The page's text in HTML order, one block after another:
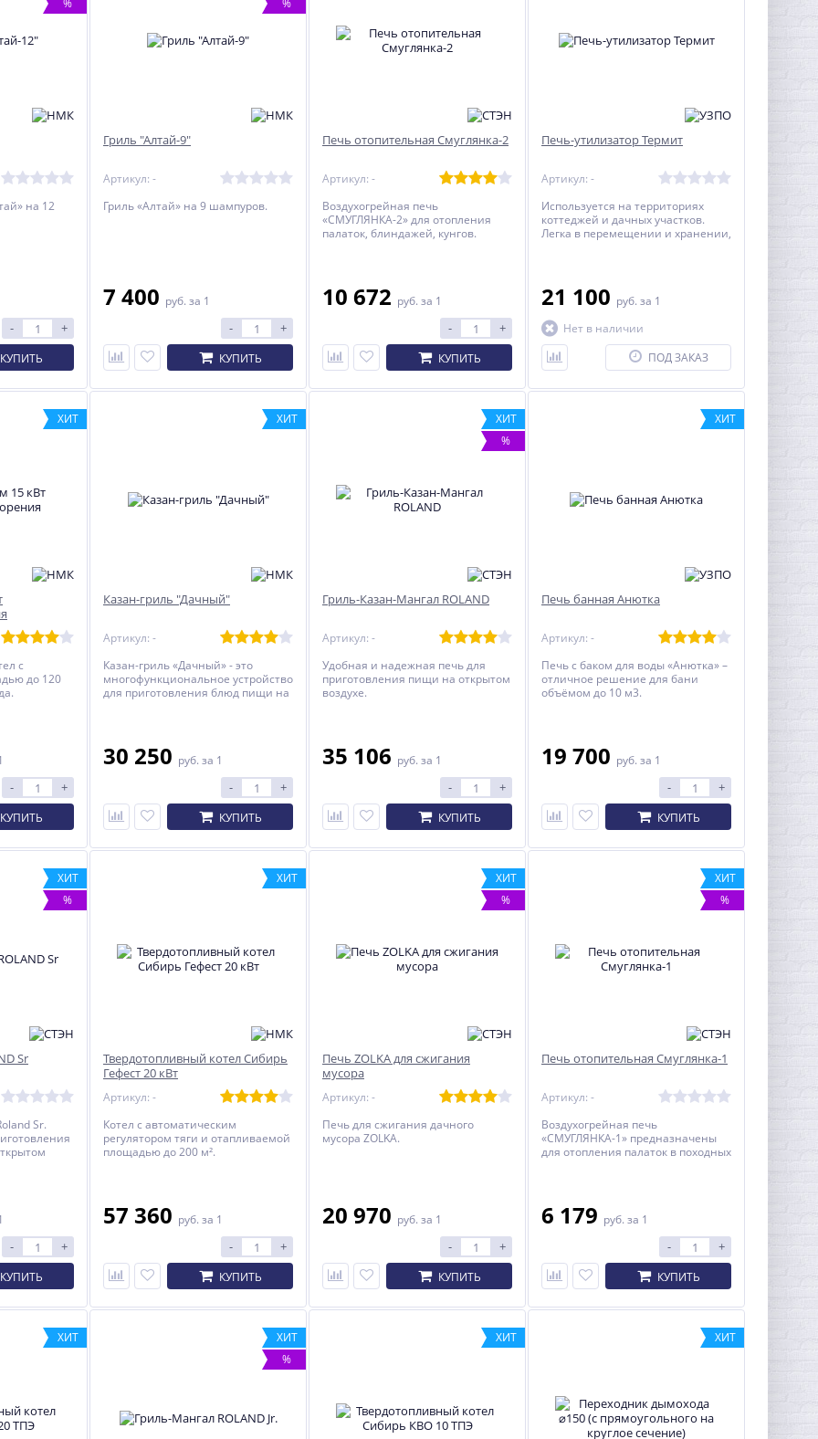
ХИТ
Мангал "Алтай-12" Гриль-барбекю "Дачный"
руб.
%
на 12
- +
КУПИТЬ
%
Гриль "Алтай-9"
Артикул: -
Гриль «Алтай» на 9 шампуров.
7 400 руб. за 1
- +
КУПИТЬ
Печь отопительная Смуглянка-2
Артикул: -
Воздухогрейная печь
«СМУГЛЯНКА-2» для отопления
палаток, блиндажей, кунгов.
10 672 руб. за 1
- +
КУПИТЬ
Печь-утилизатор Термит
Артикул: -
Используется на территориях
коттеджей и дачных участков.
Легка в перемещении и хранении,
21 100 руб. за 1
Нет в наличии
ПОД ЗАКАЗ
ХИТ
с
до 120
- +
КУПИТЬ
ХИТ
Казан-гриль "Дачный"
Артикул: -
Казан-гриль «Дачный» - это
многофункциональное устройство
для приготовления блюд пищи на
можно приготовить в режиме
барбекю (крышка закрыта) или
гриль (при открытой крышке).
30 250 руб. за 1
- +
КУПИТЬ
ХИТ
%
Гриль-Казан-Мангал ROLAND
Артикул: -
Удобная и надежная печь для
приготовления пищи на открытом
воздухе.
35 106 руб. за 1
- +
КУПИТЬ
ХИТ
Печь банная Анютка
Артикул: -
Печь с баком для воды «Анютка» –
отличное решение для бани
объёмом до 10 м3.
19 700 руб. за 1
- +
КУПИТЬ
ХИТ
%
Sr
Sr.
- +
КУПИТЬ
ХИТ
Твердотопливный котел Сибирь
Гефест 20 кВт
Артикул: -
Котел с автоматическим
регулятором тяги и отапливаемой
площадью до 200 м².
57 360 руб. за 1
- +
КУПИТЬ
ХИТ
%
Печь ZOLKA для сжигания
мусора
Артикул: -
Печь для сжигания дачного
мусора ZOLKA.
20 970 руб. за 1
- +
КУПИТЬ
ХИТ
%
Печь отопительная Смуглянка-1
Артикул: -
Воздухогрейная печь
«СМУГЛЯНКА-1» предназначены
для отопления палаток в походных
6 179 руб. за 1
- +
КУПИТЬ
ХИТ
ХИТ
%
ХИТ ХИТ